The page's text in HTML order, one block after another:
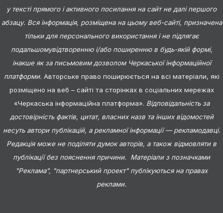
у тексті прямого і активного посилання на сайт не далі першого
абзацу. Вся інформація, розміщена на цьому веб-сайті, призначена
тільки для персонального використання і не підлягає
подальшомувідтворенню і/або поширенню в будь-якій формі,
інакше як за письмовим дозволом Черкаської інформаційної
платформи. Авторське право поширюється на всі матеріали, які
розміщено на веб – сайті та сторінках в соціальних мережах
«Черкаська інформаційна платформа». Відповідальність за
достовірність фактів, цитат, власних назв та інших відомостей
несуть автори публікацій, а рекламної інформації — рекламодавці.
Редакція може не поділяти думок авторів, а також відмовляти в
публікації без пояснення причини. Матеріали з позначками
"Реклама", "партнерський проект" публікуються на правах
реклами.